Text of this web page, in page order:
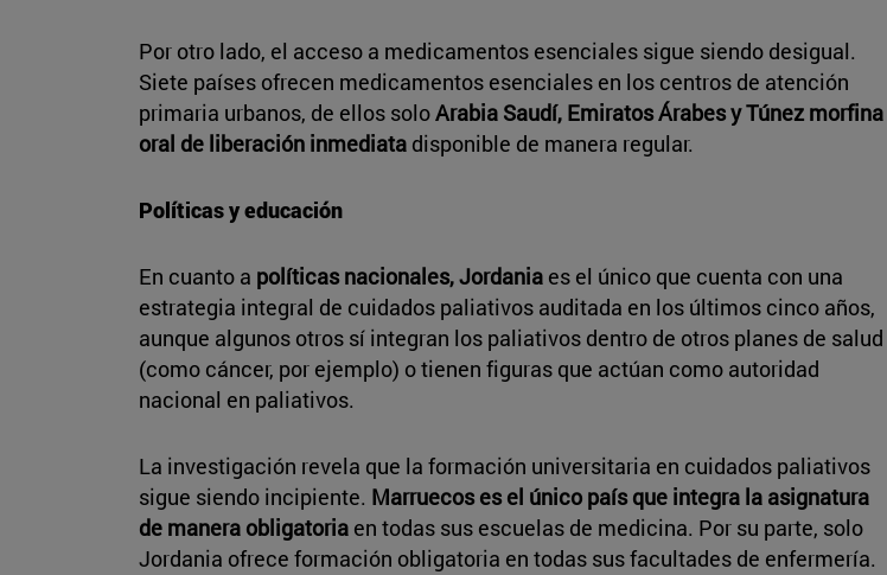
Por otro lado, el acceso a medicamentos esenciales sigue siendo desigual.
Siete países ofrecen medicamentos esenciales en los centros de atención
primaria urbanos, de ellos soloArabia Saudí, Emiratos Árabes y Túnez morfina
oral de liberación inmediata disponible de manera regular.
Políticas y educación
En cuanto a políticas nacionales, Jordania es el único que cuenta con una
estrategia integral de cuidados paliativos auditada en los últimos cinco años,
aunque algunos otros sí integran los paliativos dentro de otros planes de salud
(como cáncer, por ejemplo) o tienen figuras que actúan como autoridad
nacional en paliativos.
La investigación revela que la formación universitaria en cuidados paliativos
sigue siendo incipiente. Marruecos es el único país que integra la asignatura
de manera obligatoria en todas sus escuelas de medicina. Por su parte, solo
Jordania ofrece formación obligatoria en todas sus facultades de enfermería.